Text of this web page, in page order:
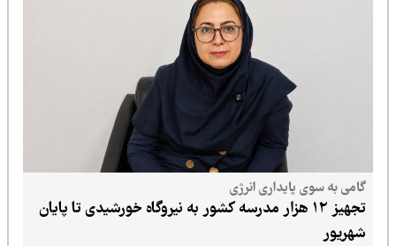
گامی به سوی پایداری انرژی
تجهیز ۱۲ هزار مدرسه کشور به نیروگاه خورشیدی تا پایان
شهریور